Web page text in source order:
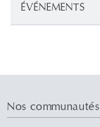
ÉVÉNEMENTS
Nos communautés